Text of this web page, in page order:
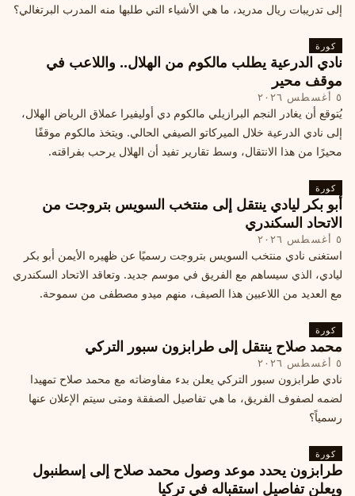
إلى تدريبات ريال مدريد، ما هي الأشياء التي طلبها منه المدرب البرتغالي؟
كورة
نادي الدرعية يطلب مالكوم من الهلال.. واللاعب في
موقف محير
٥ أغسطس ٢٠٢٦
يُتوقع أن يغادر النجم البرازيلي مالكوم دي أوليفيرا عملاق الرياض الهلال،
إلى نادي الدرعية خلال الميركاتو الصيفي الحالي. ويتخذ مالكوم موقفًا
محيرًا من هذا الانتقال، وسط تقارير تفيد أن الهلال يرحب بفراقته.
كورة
أبو بكر ليادي ينتقل إلى منتخب السويس بتروجت من
الاتحاد السكندري
٥ أغسطس ٢٠٢٦
استغنى نادي منتخب السويس بتروجت رسميًا عن ظهيره الأيمن أبو بكر
ليادي، الذي سيساهم مع الفريق في موسم جديد. وتعاقد الاتحاد السكندري
مع العديد من اللاعبين هذا الصيف، منهم ميدو مصطفى من سموحة.
كورة
محمد صلاح ينتقل إلى طرابزون سبور التركي
٥ أغسطس ٢٠٢٦
نادي طرابزون سبور التركي يعلن بدء مفاوضاته مع محمد صلاح تمهيدا
لضمه لصفوف الفريق، ما هي تفاصيل الصفقة ومتى سيتم الإعلان عنها
رسمياً؟
كورة
طرابزون يحدد موعد وصول محمد صلاح إلى إسطنبول
ويعلن تفاصيل استقباله في تركيا